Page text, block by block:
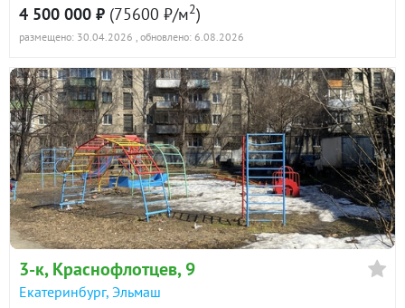
4 500 000 ₽ (75600 ₽/м2)
размещено: 30.04.2026 , обновлено: 6.08.2026
3-к, Краснофлотцев, 9
Екатеринбург, Эльмаш